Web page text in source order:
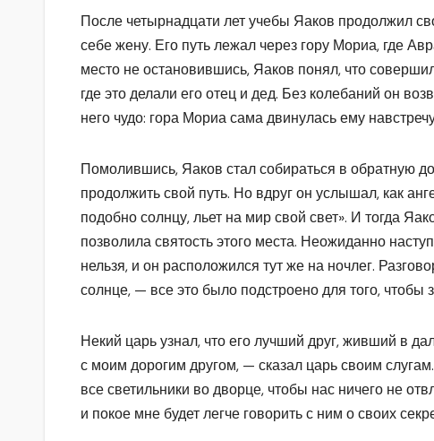
После четырнадцати лет учебы Яаков продолжил
себе жену. Его путь лежал через гору Мориа, где
место не остановившись, Яаков понял, что
где это делали его отец и дед. Без колебаний он
него чудо: гора Мориа сама двинулась ему
Помолившись, Яаков стал собираться в обратную
продолжить свой путь. Но вдруг он услышал, как
подобно солнцу, льет на мир свой свет». И тогда
позволила святость этого места. Неожиданно
нельзя, и он расположился тут же на ночлег.
солнце, — все это было подстроено для того, чтобы
Некий царь узнал, что его лучший друг, живший в
с моим дорогим другом, — сказал царь своим
все светильники во дворце, чтобы нас ничего не
и покое мне будет легче говорить с ним о своих